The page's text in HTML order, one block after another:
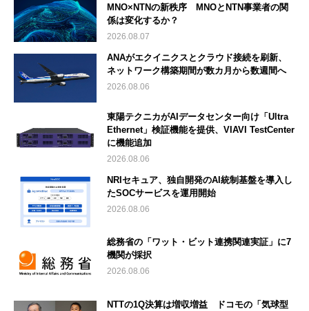
MNO×NTNの新秩序 MNOとNTN事業者の関
係は変化するか？
2026.08.07
ANAがエクイニクスとクラウド接続を刷新、
ネットワーク構築期間が数カ月から数週間へ
2026.08.06
東陽テクニカがAIデータセンター向け「Ultra
Ethernet」検証機能を提供、VIAVI TestCenter
に機能追加
2026.08.06
NRIセキュア、独自開発のAI統制基盤を導入し
たSOCサービスを運用開始
2026.08.06
総務省の「ワット・ビット連携関連実証」に7
機関が採択
2026.08.06
NTTの1Q決算は増収増益 ドコモの「気球型